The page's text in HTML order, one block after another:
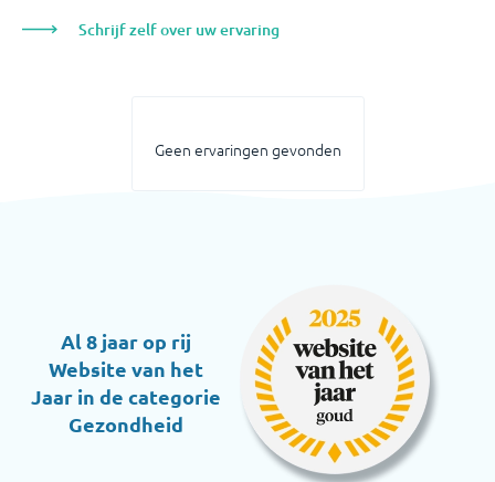
Schrijf zelf over uw ervaring
Geen ervaringen gevonden
Al 8 jaar op rij
Website van het
Jaar in de categorie
Gezondheid